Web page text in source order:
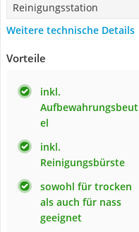
Reinigungsstation
Weitere technische Details
Vorteile
inkl.
Aufbewahrungsbeut
el
inkl.
Reinigungsbürste
sowohl für trocken
als auch für nass
geeignet